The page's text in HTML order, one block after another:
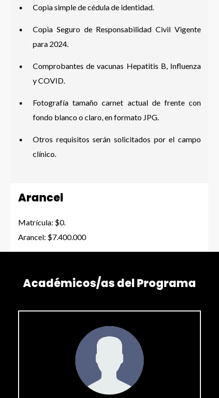
Copia simple de cédula de identidad.
Copia Seguro de Responsabilidad Civil Vigente
para 2024.
Comprobantes de vacunas Hepatitis B, Influenza
y COVID.
Fotografía tamaño carnet actual de frente con
fondo blanco o claro, en formato JPG.
Otros requisitos serán solicitados por el campo
clínico.
Arancel
Matrícula: $0.
Arancel: $7.400.000
Académicos/as del Programa